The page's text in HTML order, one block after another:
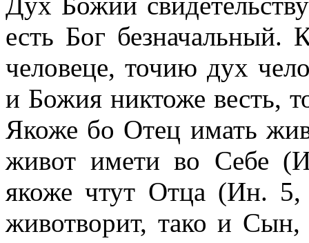
есть Бог безначальный.
человеце, точию дух
и Божия никтоже весть,
Якоже бо Отец имать
живот имети во Себе
якоже чтут Отца (Ин.
животворит, тако и